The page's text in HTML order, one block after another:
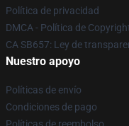
Política de privacidad
DMCA - Política de
CA SB657: Ley de
Nuestro apoyo
Políticas de envío
Condiciones de pago